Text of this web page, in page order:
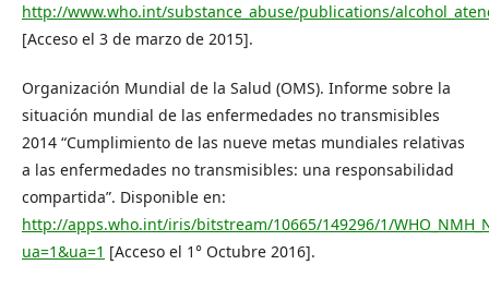
http://www.who.int/substance_abuse/publications/
[Acceso el 3 de marzo de 2015].
Organización Mundial de la Salud (OMS). Informe sobre la
situación mundial de las enfermedades no transmisibles
2014 “Cumplimiento de las nueve metas mundiales relativas
a las enfermedades no transmisibles: una responsabilidad
compartida”. Disponible en:
http://apps.who.int/iris/bitstream/10665/149296/1/
ua=1&ua=1 [Acceso el 1° Octubre 2016].